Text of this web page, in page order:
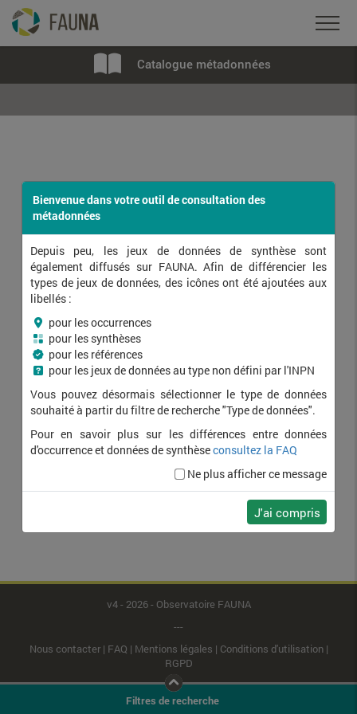
Catalogue métadonnées
v4 - 2026 - Observatoire FAUNA
---
Nous contacter | FAQ | Mentions légales | Conditions d'utilisation |
RGPD
Filtres de recherche
Bienvenue dans votre outil de consultation des
métadonnées
Depuis peu, les jeux de données de synthèse sont
également diffusés sur FAUNA. Afin de différencier les
types de jeux de données, des icônes ont été ajoutées aux
libellés :
pour les occurrences
pour les synthèses
pour les références
pour les jeux de données au type non défini par l'INPN
Vous pouvez désormais sélectionner le type de données
souhaité à partir du filtre de recherche "Type de données".
Pour en savoir plus sur les différences entre données
d'occurrence et données de synthèseconsultez la FAQ
Ne plus afficher ce message
J'ai compris